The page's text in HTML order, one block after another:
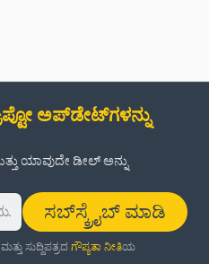
ಅಪ್‌ಡೇಟ್‌ಗಳನ್ನು
ಯಾವುದೇ ಡೀಲ್ ಅನ್ನು
ಸಬ್‌ಸ್ಕ್ರೈಬ್ ಮಾಡಿ
ಸುದ್ದಿಪತ್ರದಗೌಪ್ಯತಾ ನೀತಿಯ